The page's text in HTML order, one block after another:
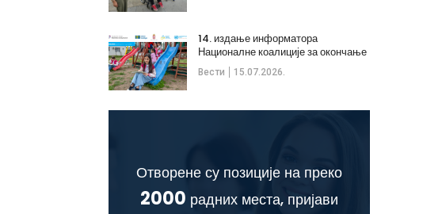
Вести 15.07.2026.
14. издање информатора
Националне коалиције за окончање
дечијих бракова
Отворене су позиције на преко
2000 радних места, пријави